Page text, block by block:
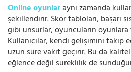
Online oyunlaraynı zamanda
şekillendirir. Skor tabloları, başarı
gibi unsurlar, oyuncuların
Kullanıcılar, kendi gelişimini takip
uzun süre vakit geçirir. Bu da
eğlence değil süreklilik de